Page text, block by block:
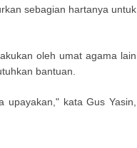
sebagian hartanya untuk
oleh umat agama lain
bantuan.
kata Gus Yasin,